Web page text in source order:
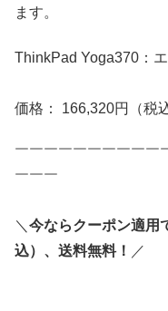
ます。
ThinkPad Yoga370：
価格： 166,320円（税
￣￣￣￣￣￣￣￣￣￣
￣￣￣
＼ 今ならクーポン適用
込）、送料無料！ ／